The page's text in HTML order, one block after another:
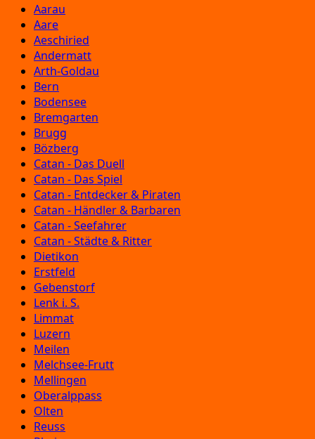
Aarau
Aare
Aeschiried
Andermatt
Arth-Goldau
Bern
Bodensee
Bremgarten
Brugg
Bözberg
Catan - Das Duell
Catan - Das Spiel
Catan - Entdecker & Piraten
Catan - Händler & Barbaren
Catan - Seefahrer
Catan - Städte & Ritter
Dietikon
Erstfeld
Gebenstorf
Lenk i. S.
Limmat
Luzern
Meilen
Melchsee-Frutt
Mellingen
Oberalppass
Olten
Reuss